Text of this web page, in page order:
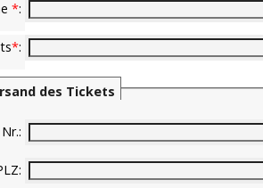
*:
*:
des Tickets
:
: